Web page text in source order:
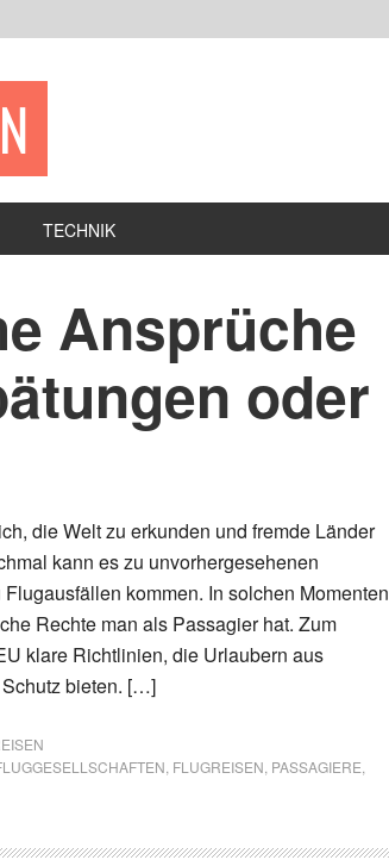
TECHNIK
Ansprüche
oder
die Welt zu erkunden und fremde Länder
kann es zu unvorhergesehenen
kommen. In solchen Momenten
Rechte man als Passagier hat. Zum
klare Richtlinien, die Urlaubern aus
bieten. […]
FLUGREISEN PASSAGIERE